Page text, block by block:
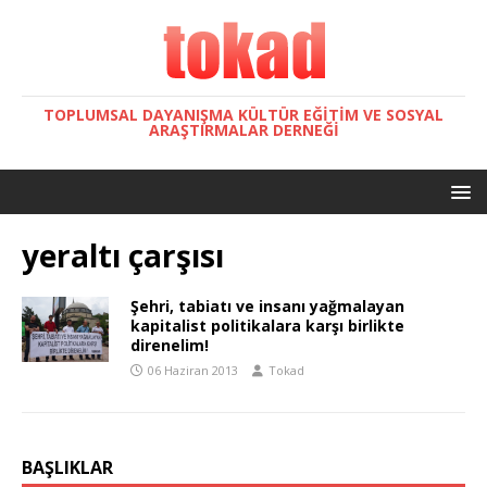
TOPLUMSAL DAYANIŞMA KÜLTÜR EĞITIM VE SOSYAL
ARAŞTIRMALAR DERNEĞI
yeraltı çarşısı
Şehri, tabiatı ve insanı yağmalayan
kapitalist politikalara karşı birlikte
direnelim!
06 Haziran 2013 Tokad
BAŞLIKLAR